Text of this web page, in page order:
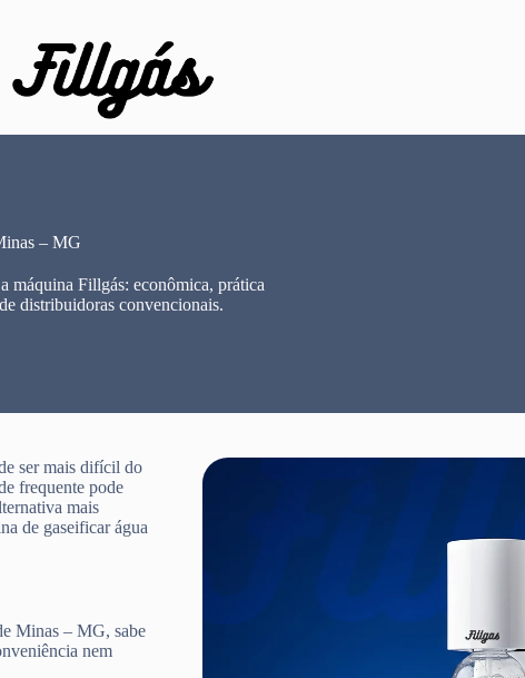
– MG
máquina Fillgás: econômica, prática
distribuidoras convencionais.
ser mais difícil do
frequente pode
mais
de gaseificar água
Minas – MG, sabe
nem